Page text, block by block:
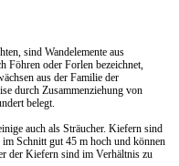
sind Wandelemente aus
Föhren oder Forlen bezeichnet,
aus der Familie der
durch Zusammenziehung von
belegt.
auch als Sträucher. Kiefern sind
Schnitt gut 45 m hoch und können
der Kiefern sind im Verhältnis zu